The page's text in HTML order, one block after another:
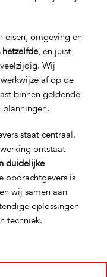
eisen, omgeving en
, en juist
Wij
af op de
binnen geldende
staat centraal.
ontstaat
duidelijke
opdrachtgevers is
wij samen aan
oplossingen
techniek.